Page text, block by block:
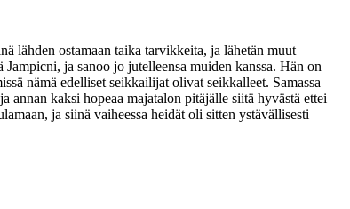
lähden ostamaan taika tarvikkeita, ja lähetän muut
ja sanoo jo jutelleensa muiden kanssa. Hän on
nämä edelliset seikkailijat olivat seikkalleet. Samassa
annan kaksi hopeaa majatalon pitäjälle siitä hyvästä ettei
ja siinä vaiheessa heidät oli sitten ystävällisesti